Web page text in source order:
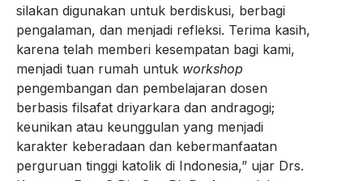
silakan digunakan untuk berdiskusi, berbagi
pengalaman, dan menjadi refleksi. Terima kasih,
karena telah memberi kesempatan bagi kami,
menjadi tuan rumah untuk workshop
pengembangan dan pembelajaran dosen
berbasis filsafat driyarkara dan andragogi;
keunikan atau keunggulan yang menjadi
karakter keberadaan dan kebermanfaatan
perguruan tinggi katolik di Indonesia,” ujar Drs.